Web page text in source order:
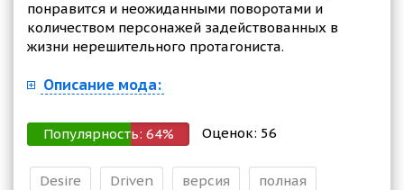
понравится и неожиданными поворотами и
количеством персонажей задействованных в
жизни нерешительного протагониста.
Описание мода:
Популярность: 64% Оценок: 56
Desire Driven версия
полная